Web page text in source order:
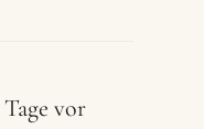
vor